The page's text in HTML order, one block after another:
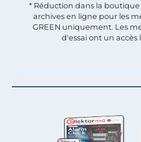
* Réduction dans la
archives en ligne pour les
GREEN uniquement. Les
d'essai ont un accès